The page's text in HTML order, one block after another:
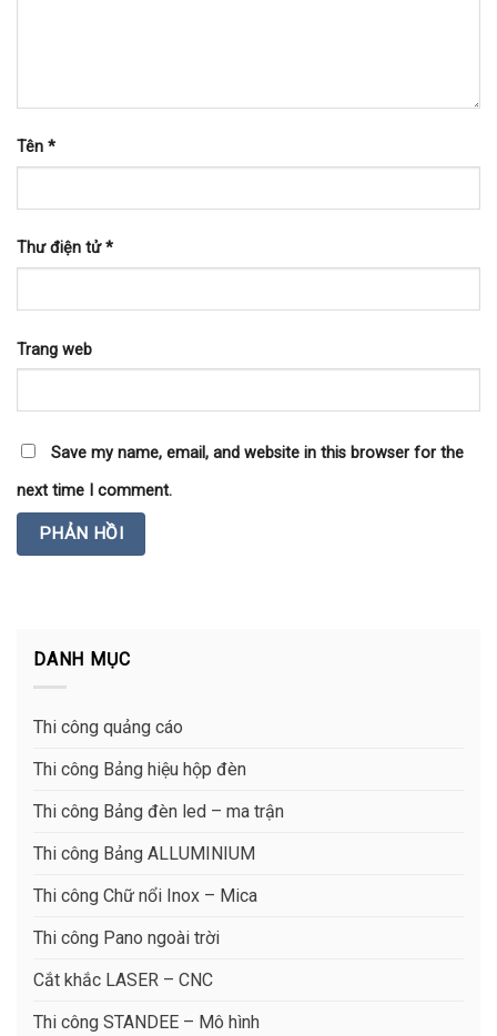
DANH MỤC
Thi công quảng cáo
Thi công Bảng hiệu hộp đèn
Thi công Bảng đèn led – ma trận
Thi công Bảng ALLUMINIUM
Thi công Chữ nổi Inox – Mica
Thi công Pano ngoài trời
Cắt khắc LASER – CNC
Thi công STANDEE – Mô hình
Tên *
Thư điện tử*
Trang web
Save my name, email, and website in this browser for the
next time I comment.